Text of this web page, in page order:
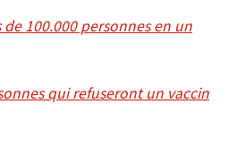
100.000 personnes en un
qui refuseront un vaccin